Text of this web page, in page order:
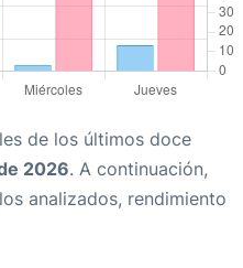
de los últimos doce
2026. A continuación,
analizados, rendimiento